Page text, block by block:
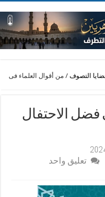
التصوف / من أقوال العلماء فى
فضل الاحتفال
تعليق واحد